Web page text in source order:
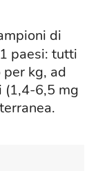
di
paesi: tutti
kg, ad
(1,4-6,5 mg